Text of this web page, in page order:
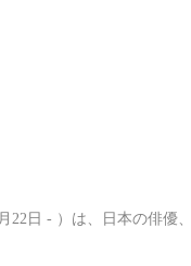
22日 - ）は、日本の俳優